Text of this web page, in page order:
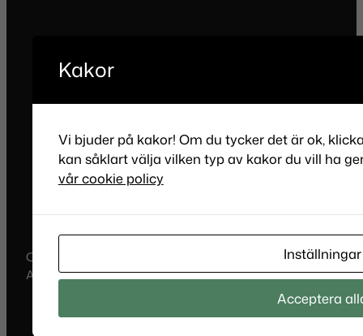
Copyright © 2011-2025, Annika Bertilsdotter Guldsmed
AB •
Cookies• Produktion:GoldLife.
Kakor
Vi bjuder på kakor! Om du tycker det är ok,
kan såklart välja vilken typ av kakor du vill ha
vår cookie policy
Inställningar
Acceptera